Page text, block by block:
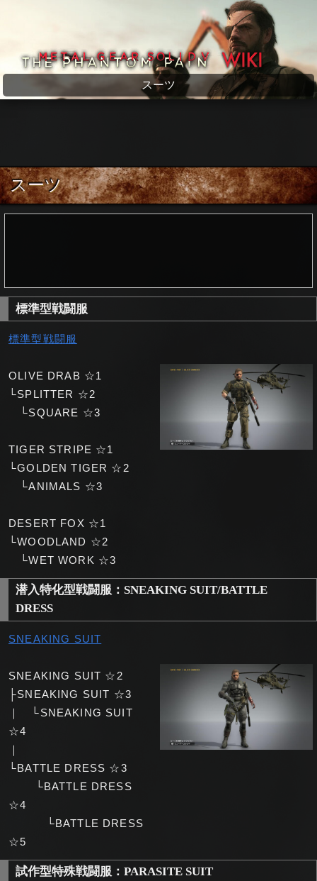
スーツ
スーツ
標準型戦闘服
標準型戦闘服
OLIVE DRAB ☆1
└SPLITTER ☆2
└SQUARE ☆3
TIGER STRIPE ☆1
└GOLDEN TIGER ☆2
└ANIMALS ☆3
DESERT FOX ☆1
└WOODLAND ☆2
└WET WORK ☆3
潜入特化型戦闘服：SNEAKING SUIT/BATTLE
DRESS
SNEAKING SUIT
SNEAKING SUIT ☆2
├SNEAKING SUIT ☆3
｜ └SNEAKING SUIT
☆4
└BATTLE DRESS ☆3
└BATTLE DRESS
☆4
└BATTLE DRESS
☆5
試作型特殊戦闘服：PARASITE SUIT